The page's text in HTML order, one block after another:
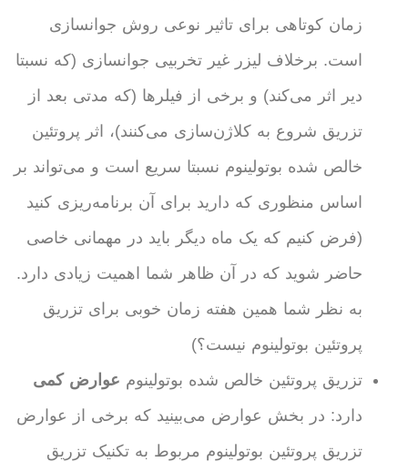
زمان کوتاهی برای تاثیر نوعی روش جوانسازی
است. برخلاف لیزر غیر تخربیی جوانسازی (که نسبتا
دیر اثر می‌کند) و برخی از فیلرها (که مدتی بعد از
تزریق شروع به کلاژن‌سازی می‌کنند)، اثر پروتئین
خالص شده بوتولینوم نسبتا سریع است و می‌تواند بر
اساس منظوری که دارید برای آن برنامه‌ریزی کنید
(فرض کنیم که یک ماه دیگر باید در مهمانی خاصی
حاضر شوید که در آن ظاهر شما اهمیت زیادی دارد.
به نظر شما همین هفته زمان خوبی برای تزریق
پروتئین بوتولینوم نیست؟)
تزریق پروتئین خالص شده بوتولینوم عوارض کمی
دارد: در بخش عوارض می‌بینید که برخی از عوارض
تزریق پروتئین بوتولینوم مربوط به تکنیک تزریق